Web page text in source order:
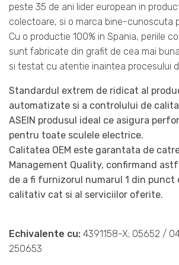
peste 35 de ani lider european in
colectoare, si o marca bine-cunoscuta
Cu o productie 100% in Spania, periile
sunt fabricate din grafit de cea mai
si testat cu atentie inaintea procesului
Standardul extrem de ridicat al
automatizate si a controlului de
ASEIN produsul ideal ce asigura
pentru toate sculele electrice.
Calitatea OEM este garantata de
Management Quality, confirmand
de a fi furnizorul numarul 1 din punct
calitativ cat si al serviciilor oferite.
Echivalente cu: 4391158-X; 05652 /
250653